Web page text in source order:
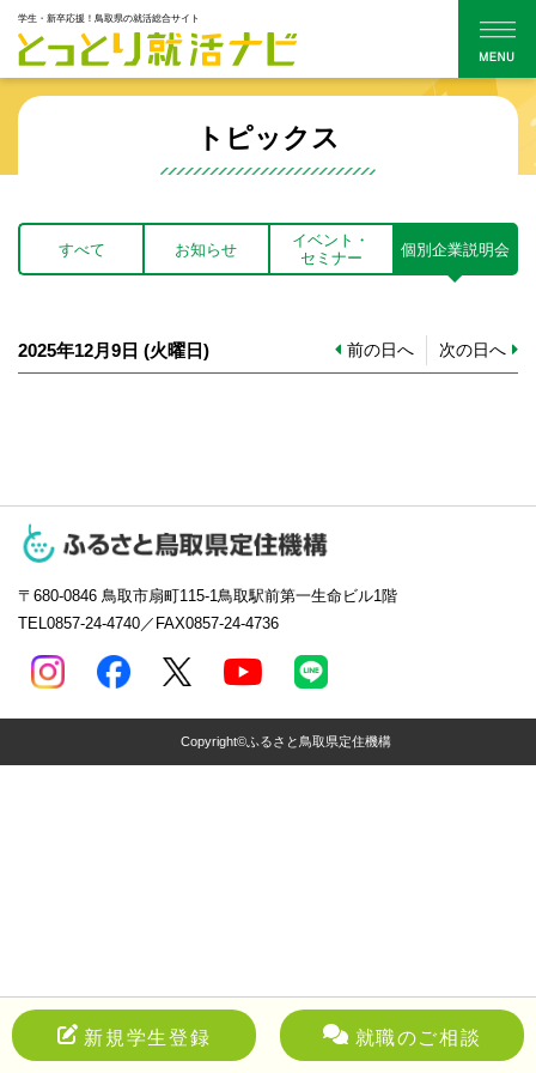
学生・新卒応援！鳥取県の就活総合サイト
新規学生登録 就職のご相談
トピックス
すべて お知らせ
イベント・
セミナー
個別企業説明会
2025年12月9日 (火曜日) 前の日へ 次の日へ
〒680-0846 鳥取市扇町115-1鳥取駅前第一生命ビル1階
TEL0857-24-4740／FAX0857-24-4736
Copyright©ふるさと鳥取県定住機構